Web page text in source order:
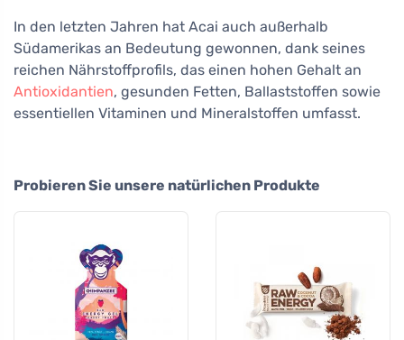
In den letzten Jahren hat Acai auch außerhalb
Südamerikas an Bedeutung gewonnen, dank seines
reichen Nährstoffprofils, das einen hohen Gehalt an
Antioxidantien, gesunden Fetten, Ballaststoffen sowie
essentiellen Vitaminen und Mineralstoffen umfasst.
Probieren Sie unsere natürlichen Produkte